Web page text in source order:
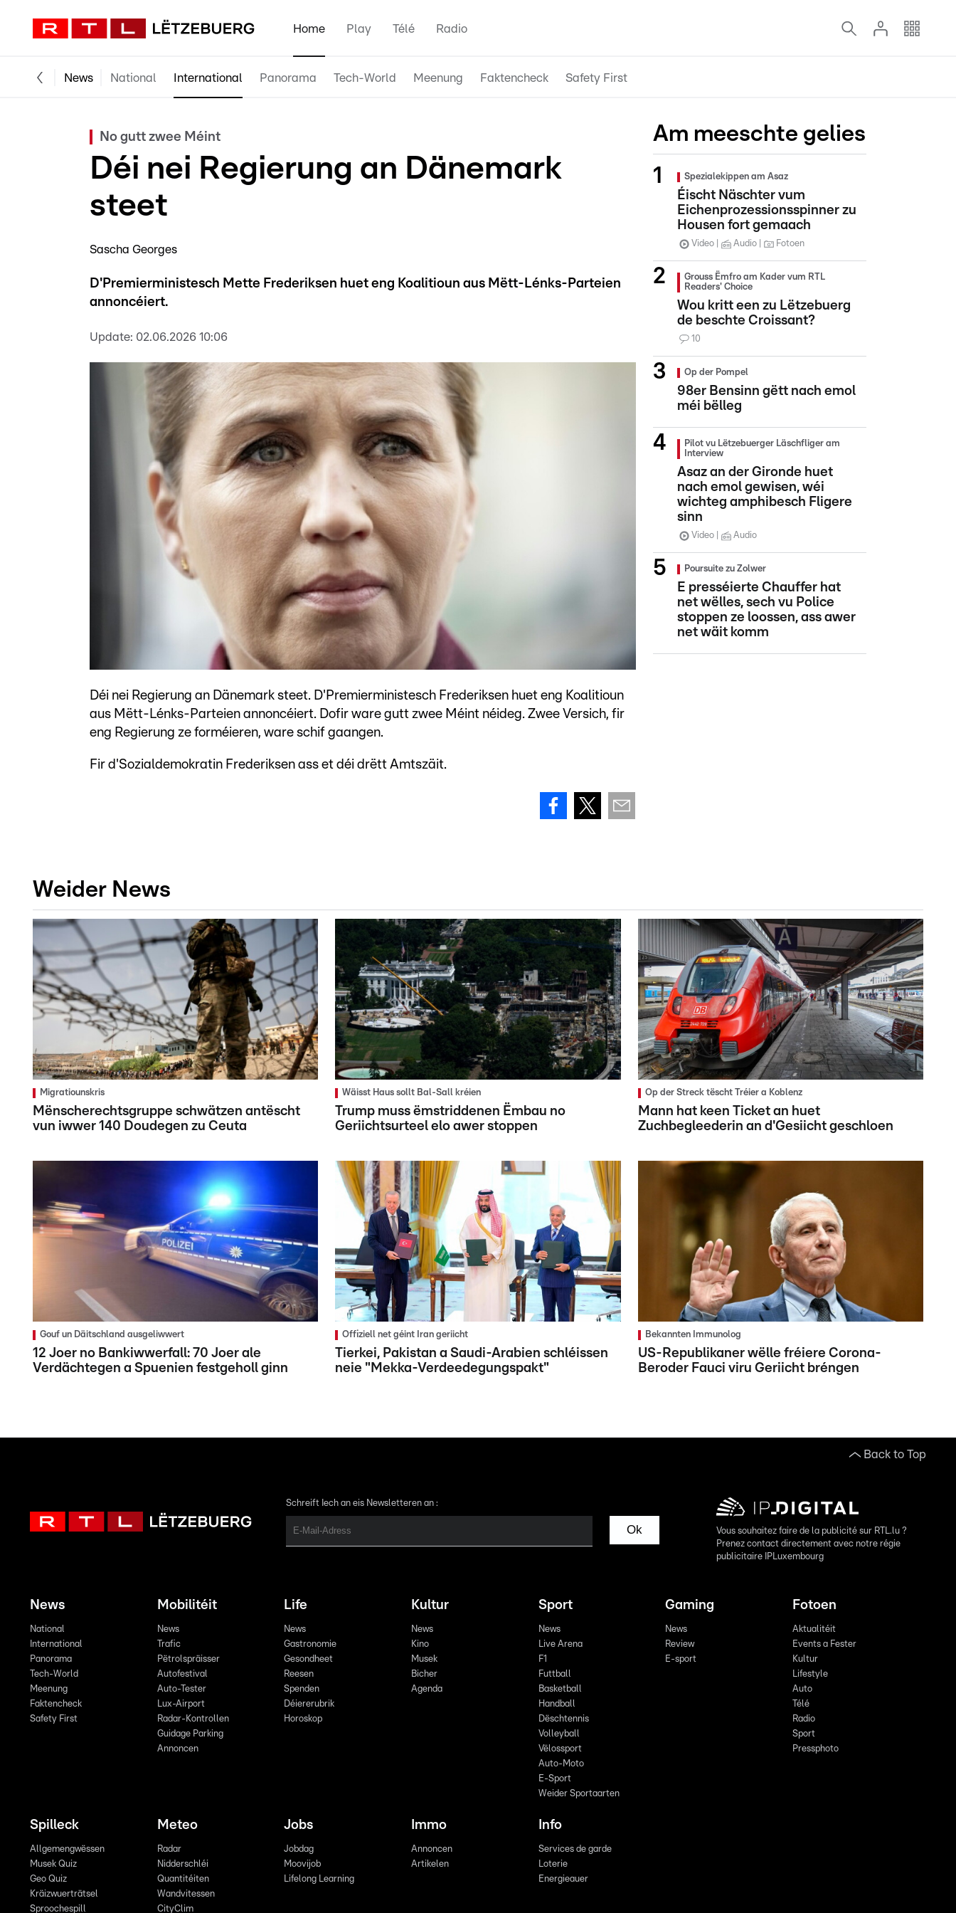
Home Play Télé Radio
News National International Panorama Tech-World Meenung Faktencheck Safety First
No gutt zwee Méint
Déi nei Regierung an Dänemark
steet
Sascha Georges
D'Premierministesch Mette Frederiksen huet eng Koalitioun aus Mëtt-Lénks-Parteien
annoncéiert.
Update: 02.06.2026 10:06
Déi nei Regierung an Dänemark steet. D'Premierministesch Frederiksen huet eng Koalitioun
aus Mëtt-Lénks-Parteien annoncéiert. Dofir ware gutt zwee Méint néideg. Zwee Versich, fir
eng Regierung ze forméieren, ware schif gaangen.
Fir d'Sozialdemokratin Frederiksen ass et déi drëtt Amtszäit.
Am meeschte gelies
Spezialekippen am Asaz
Éischt Näschter vum
Eichenprozessionsspinner zu
Housen fort gemaach
Video Audio Fotoen
Grouss Ëmfro am Kader vum RTL
Readers' Choice
Wou kritt een zu Lëtzebuerg
de beschte Croissant?
10
Op der Pompel
98er Bensinn gëtt nach emol
méi bëlleg
Pilot vu Lëtzebuerger Läschfliger am
Interview
Asaz an der Gironde huet
nach emol gewisen, wéi
wichteg amphibesch Fligere
sinn
Video Audio
Poursuite zu Zolwer
E presséierte Chauffer hat
net wëlles, sech vu Police
stoppen ze loossen, ass awer
net wäit komm
Weider News
Migratiounskris
Mënscherechtsgruppe schwätzen antëscht
vun iwwer 140 Doudegen zu Ceuta
Wäisst Haus sollt Bal-Sall kréien
Trump muss ëmstriddenen Ëmbau no
Geriichtsurteel elo awer stoppen
Op der Streck tëscht Tréier a Koblenz
Mann hat keen Ticket an huet
Zuchbegleederin an d'Gesiicht geschloen
Gouf un Däitschland ausgeliwwert
12 Joer no Bankiwwerfall: 70 Joer ale
Verdächtegen a Spuenien festgeholl ginn
Offiziell net géint Iran geriicht
Tierkei, Pakistan a Saudi-Arabien schléissen
neie "Mekka-Verdeedegungspakt"
Bekannten Immunolog
US-Republikaner wëlle fréiere Corona-
Beroder Fauci viru Geriicht bréngen
Back to Top
Schreift Iech an eis Newsletteren an :
Ok
Vous souhaitez faire de la publicité sur RTL.lu ?
Prenez contact directement avec notre régie
publicitaire IPLuxembourg
News
National
International
Panorama
Tech-World
Meenung
Faktencheck
Safety First
Mobilitéit
News
Trafic
Pëtrolspräisser
Autofestival
Auto-Tester
Lux-Airport
Radar-Kontrollen
Guidage Parking
Annoncen
Life
News
Gastronomie
Gesondheet
Reesen
Spenden
Déiererubrik
Horoskop
Kultur
News
Kino
Musek
Bicher
Agenda
Sport
News
Live Arena
F1
Futtball
Basketball
Handball
Dëschtennis
Volleyball
Vëlossport
Auto-Moto
E-Sport
Weider Sportaarten
Gaming
News
Review
E-sport
Fotoen
Aktualitéit
Events a Fester
Kultur
Lifestyle
Auto
Télé
Radio
Sport
Pressphoto
Spilleck
Allgemengwëssen
Musek Quiz
Geo Quiz
Kräizwuerträtsel
Sproochespill
Meteo
Radar
Nidderschléi
Quantitéiten
Wandvitessen
CityClim
Jobs
Jobdag
Moovijob
Lifelong Learning
Immo
Annoncen
Artikelen
Info
Services de garde
Loterie
Energieauer